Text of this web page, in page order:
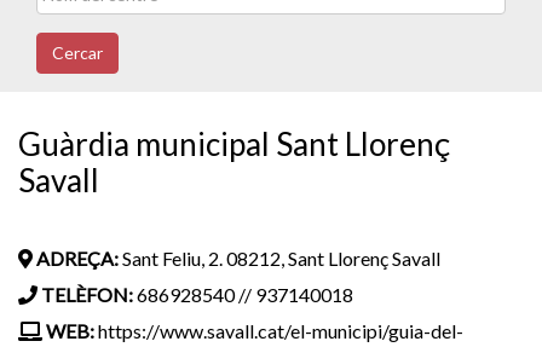
Cercar
Guàrdia municipal Sant Llorenç
Savall
ADREÇA:Sant Feliu, 2. 08212, Sant Llorenç Savall
TELÈFON:686928540 // 937140018
WEB:https://www.savall.cat/el-municipi/guia-del-